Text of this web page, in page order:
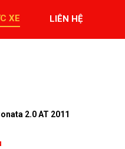
XE LIÊN HỆ
2.0 AT 2011